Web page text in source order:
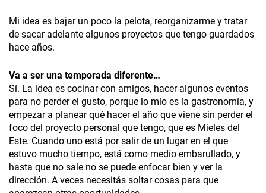
Mi idea es bajar un poco la pelota, reorganizarme y tratar
de sacar adelante algunos proyectos que tengo guardados
hace años.
Va a ser una temporada diferente…
Sí. La idea es cocinar con amigos, hacer algunos eventos
para no perder el gusto, porque lo mío es la gastronomía, y
empezar a planear qué hacer el año que viene sin perder el
foco del proyecto personal que tengo, que es Mieles del
Este. Cuando uno está por salir de un lugar en el que
estuvo mucho tiempo, está como medio embarullado, y
hasta que no sale no se puede enfocar bien y ver la
dirección. A veces necesitás soltar cosas para que